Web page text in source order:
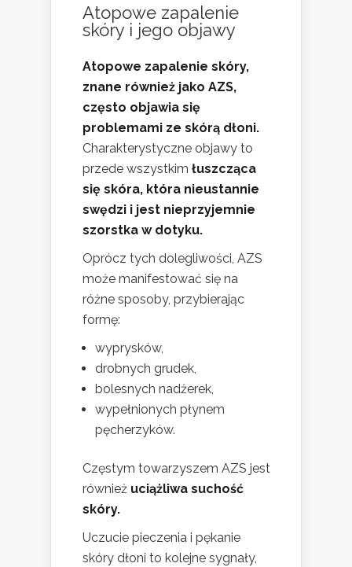
Atopowe zapalenie
skóry i jego objawy
Atopowe zapalenie skóry,
znane również jako AZS,
często objawia się
problemami ze skórą dłoni.
Charakterystyczne objawy to
przede wszystkim łuszcząca
się skóra, która nieustannie
swędzi i jest nieprzyjemnie
szorstka w dotyku.
Oprócz tych dolegliwości, AZS
może manifestować się na
różne sposoby, przybierając
formę:
wyprysków,
drobnych grudek,
bolesnych nadżerek,
wypełnionych płynem
pęcherzyków.
Częstym towarzyszem AZS jest
również uciążliwa suchość
skóry.
Uczucie pieczenia i pękanie
skóry dłoni to kolejne sygnały,